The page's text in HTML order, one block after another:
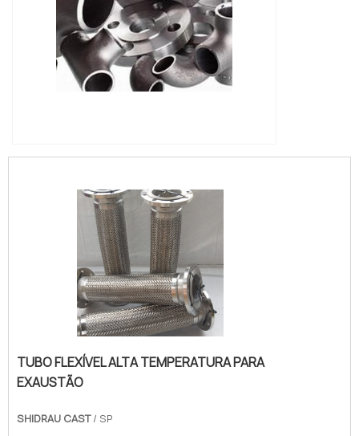
TUBO FLEXÍVEL ALTA TEMPERATURA PARA
EXAUSTÃO
SHIDRAU CAST/ SP